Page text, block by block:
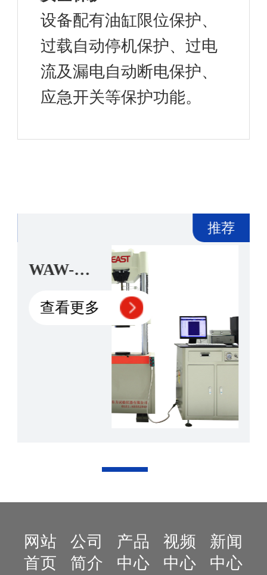
设备配有油缸限位保护、
过载自动停机保护、过电
流及漏电自动断电保护、
应急开关等保护功能。
推荐
WAW-
微机控制
查看更多
网站
首页
公司
简介
产品
中心
视频
中心
新闻
中心